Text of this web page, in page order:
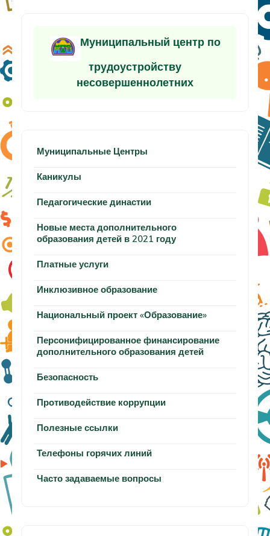
Муниципальный центр по
трудоустройству
несовершеннолетних
Муниципальные Центры
Каникулы
Педагогические династии
Новые места дополнительного
образования детей в 2021 году
Платные услуги
Инклюзивное образование
Национальный проект «Образование»
Персонифицированное финансирование
дополнительного образования детей
Безопасность
Противодействие коррупции
Полезные ссылки
Телефоны горячих линий
Часто задаваемые вопросы